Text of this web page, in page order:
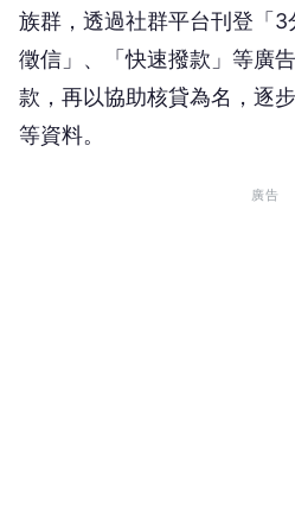
族群，透過社群平台刊登「
徵信」、「快速撥款」等廣
款，再以協助核貸為名，逐
等資料。
廣告